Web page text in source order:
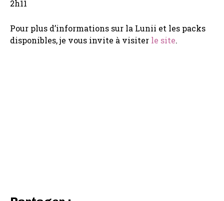
2h11
Pour plus d’informations sur la Lunii et les packs
disponibles, je vous invite à visiter le site.